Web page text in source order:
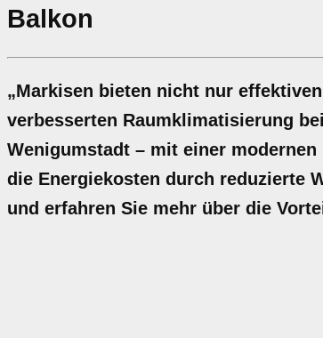
Balkon
„Markisen bieten nicht nur
verbesserten Raumklimatisierung
Wenigumstadt – mit einer
die Energiekosten durch reduzierte
und erfahren Sie mehr über die